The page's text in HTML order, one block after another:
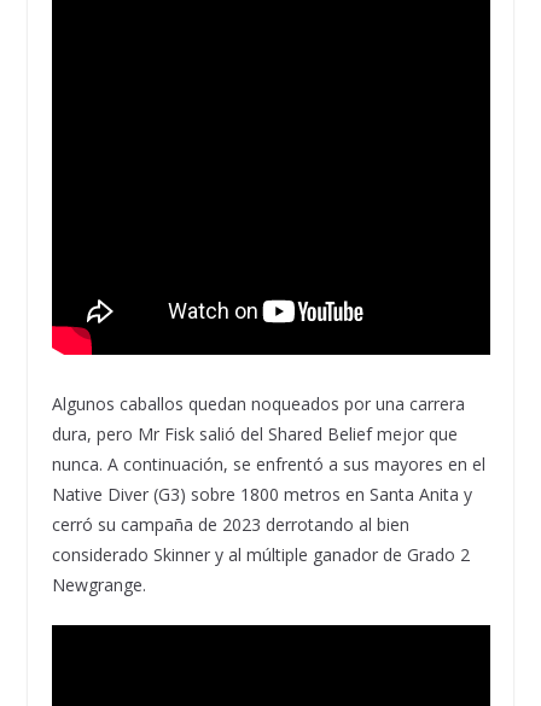
Algunos caballos quedan noqueados por una carrera
dura, pero Mr Fisk salió del Shared Belief mejor que
nunca. A continuación, se enfrentó a sus mayores en el
Native Diver (G3) sobre 1800 metros en Santa Anita y
cerró su campaña de 2023 derrotando al bien
considerado Skinner y al múltiple ganador de Grado 2
Newgrange.